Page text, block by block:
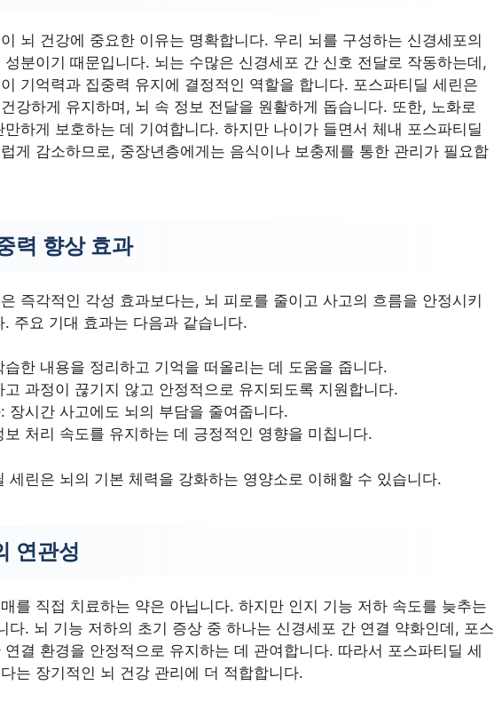
뇌 건강에 중요한 이유는 명확합니다. 우리 뇌를 구성하는 신경세포의
분이기 때문입니다. 뇌는 수많은 신경세포 간 신호 전달로 작동하는데,
기억력과 집중력 유지에 결정적인 역할을 합니다. 포스파티딜 세린은
강하게 유지하며, 뇌 속 정보 전달을 원활하게 돕습니다. 또한, 노화로
하게 보호하는 데 기여합니다. 하지만 나이가 들면서 체내 포스파티딜
게 감소하므로, 중장년층에게는 음식이나 보충제를 통한 관리가 필요합
력 향상 효과
즉각적인 각성 효과보다는, 뇌 피로를 줄이고 사고의 흐름을 안정시키
주요 기대 효과는 다음과 같습니다.
습한 내용을 정리하고 기억을 떠올리는 데 도움을 줍니다.
고 과정이 끊기지 않고 안정적으로 유지되도록 지원합니다.
장시간 사고에도 뇌의 부담을 줄여줍니다.
보 처리 속도를 유지하는 데 긍정적인 영향을 미칩니다.
세린은 뇌의 기본 체력을 강화하는 영양소로 이해할 수 있습니다.
연관성
를 직접 치료하는 약은 아닙니다. 하지만 인지 기능 저하 속도를 늦추는
다. 뇌 기능 저하의 초기 증상 중 하나는 신경세포 간 연결 약화인데, 포스
결 환경을 안정적으로 유지하는 데 관여합니다. 따라서 포스파티딜 세
는 장기적인 뇌 건강 관리에 더 적합합니다.